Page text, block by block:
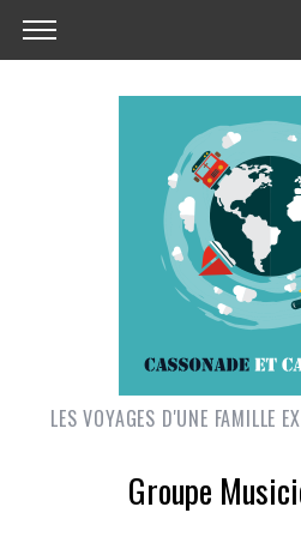
LES VOYAGES D'UNE FAMILLE
Groupe